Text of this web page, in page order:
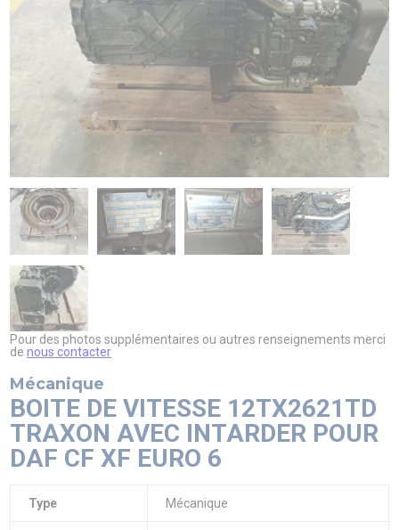
Pour des photos supplémentaires ou autres renseignements merci
denous contacter
Mécanique
BOITE DE VITESSE 12TX2621TD
TRAXON AVEC INTARDER POUR
DAF CF XF EURO 6
Type Mécanique
PIAGGIO ASSISTANCE
0805 54 06 54